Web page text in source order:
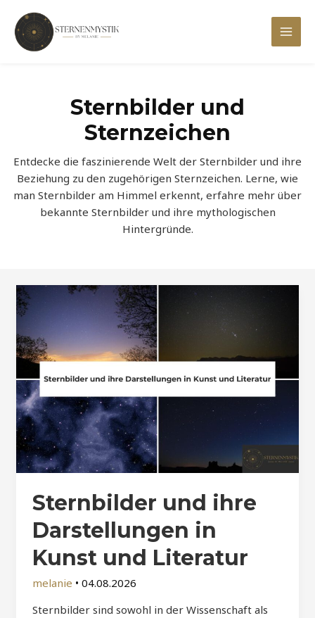
Inhalt
springen
Main
Sternbilder und
Sternzeichen
Entdecke die faszinierende Welt der Sternbilder und ihre
Beziehung zu den zugehörigen Sternzeichen. Lerne, wie
man Sternbilder am Himmel erkennt, erfahre mehr über
bekannte Sternbilder und ihre mythologischen
Hintergründe.
Sternbilder und ihre
Darstellungen in
Kunst und Literatur
melanie • 04.08.2026
Sternbilder sind sowohl in der Wissenschaft als